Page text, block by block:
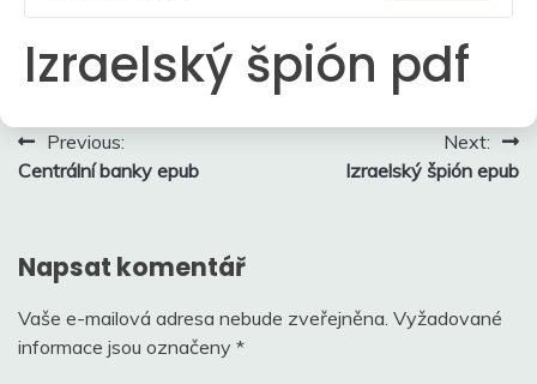
Izraelský špión pdf
Navigace
pro
Previous:
Centrální banky epub
Next:
Izraelský špión epub
Napsat komentář
Vaše e-mailová adresa nebude zveřejněna. Vyžadované
informace jsou označeny *